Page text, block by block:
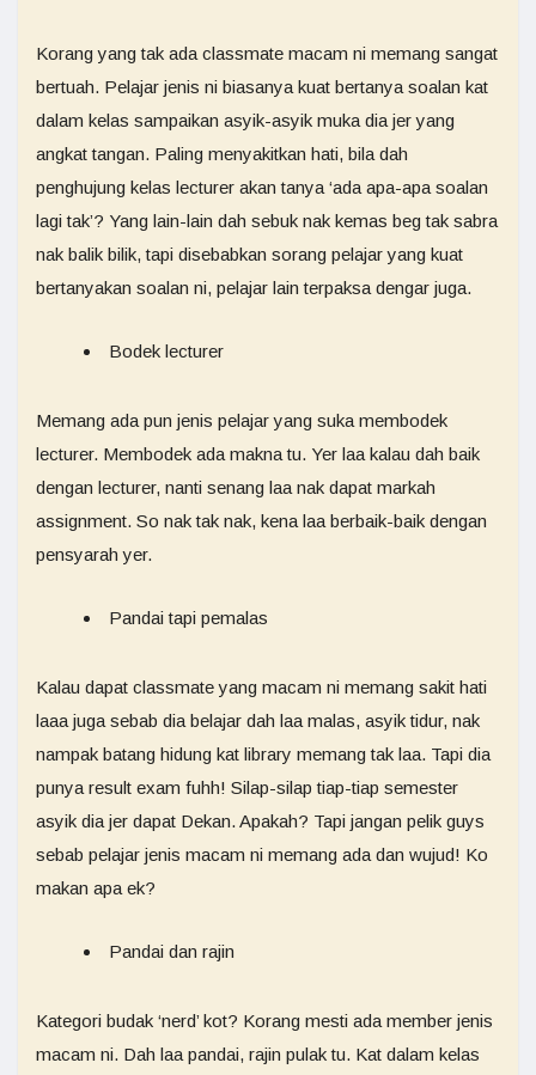
Korang yang tak ada classmate macam ni memang sangat
bertuah. Pelajar jenis ni biasanya kuat bertanya soalan kat
dalam kelas sampaikan asyik-asyik muka dia jer yang
angkat tangan. Paling menyakitkan hati, bila dah
penghujung kelas lecturer akan tanya ‘ada apa-apa soalan
lagi tak’? Yang lain-lain dah sebuk nak kemas beg tak sabra
nak balik bilik, tapi disebabkan sorang pelajar yang kuat
bertanyakan soalan ni, pelajar lain terpaksa dengar juga.
Bodek lecturer
Memang ada pun jenis pelajar yang suka membodek
lecturer. Membodek ada makna tu. Yer laa kalau dah baik
dengan lecturer, nanti senang laa nak dapat markah
assignment. So nak tak nak, kena laa berbaik-baik dengan
pensyarah yer.
Pandai tapi pemalas
Kalau dapat classmate yang macam ni memang sakit hati
laaa juga sebab dia belajar dah laa malas, asyik tidur, nak
nampak batang hidung kat library memang tak laa. Tapi dia
punya result exam fuhh! Silap-silap tiap-tiap semester
asyik dia jer dapat Dekan. Apakah? Tapi jangan pelik guys
sebab pelajar jenis macam ni memang ada dan wujud! Ko
makan apa ek?
Pandai dan rajin
Kategori budak ‘nerd’ kot? Korang mesti ada member jenis
macam ni. Dah laa pandai, rajin pulak tu. Kat dalam kelas